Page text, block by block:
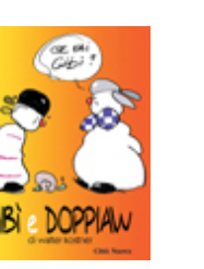
AGGIUNGI AL
CARRELLO